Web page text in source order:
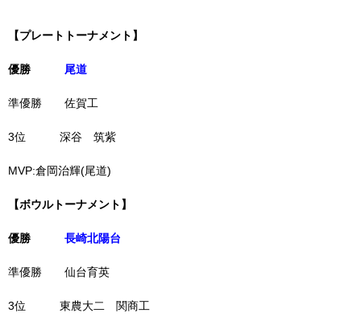
【プレートトーナメント】
優勝 尾道
準優勝 佐賀工
3位 深谷 筑紫
MVP:倉岡治輝(尾道)
【ボウルトーナメント】
優勝 長崎北陽台
準優勝 仙台育英
3位 東農大二 関商工